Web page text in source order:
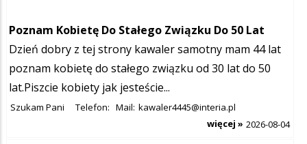
Poznam Kobietę Do Stałego Związku Do 50 Lat
Dzień dobry z tej strony kawaler samotny mam 44 lat
poznam kobietę do stałego związku od 30 lat do 50
lat.Piszcie kobiety jak jesteście...
Szukam Pani Telefon: Mail: kawaler4445@interia.pl
2026-08-04
więcej »